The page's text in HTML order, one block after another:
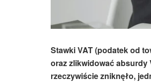
Stawki VAT (podatek od
oraz zlikwidowaćabsurdy
rzeczywiście zniknęło,